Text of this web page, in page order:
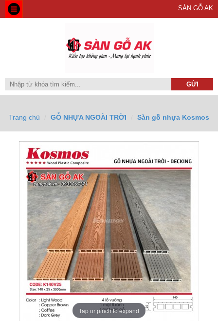
SÀN GỖ AK
Trang chủ GỖ NHỰA NGOÀI TRỜI Sàn gỗ nhựa Kosmos
Tap or pinch to expand